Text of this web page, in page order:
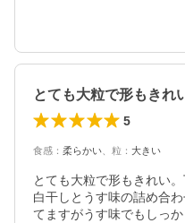
5
食感 ： 柔らかい 粒 ： 大きい
とても大粒で形もきれい
白干しとうす味の詰め合
てますがうす味でもしっ